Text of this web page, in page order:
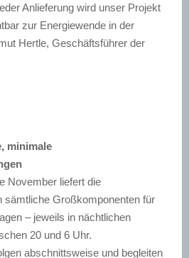
Anlieferung wird unser Projekt
zur Energiewende in der
Hertle, Geschäftsführer der
minimale
November liefert die
sämtliche Großkomponenten für
– jeweils in nächtlichen
20 und 6 Uhr.
abschnittsweise und begleiten